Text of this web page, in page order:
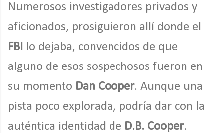
Numerosos investigadores privados y
aficionados, prosiguieron allí donde el
FBI
lo dejaba, convencidos de que
alguno de esos sospechosos fueron en
su momento Dan Cooper. Aunque una
pista poco explorada, podría dar con la
auténtica identidad de D.B. Cooper.